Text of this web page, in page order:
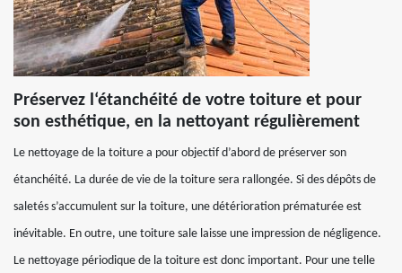
Préservez l‘étanchéité de votre toiture et pour
son esthétique, en la nettoyant régulièrement
Le nettoyage de la toiture a pour objectif d’abord de préserver son
étanchéité. La durée de vie de la toiture sera rallongée. Si des dépôts de
saletés s’accumulent sur la toiture, une détérioration prématurée est
inévitable. En outre, une toiture sale laisse une impression de négligence.
Le nettoyage périodique de la toiture est donc important. Pour une telle